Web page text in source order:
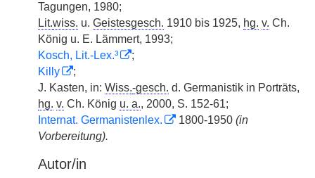
Tagungen, 1980;
Lit.wiss. u. Geistesgesch. 1910 bis 1925, hg. v. Ch.
König u. E. Lämmert, 1993;
Kosch, Lit.-Lex.³
;
Killy
;
J. Kasten, in: Wiss.-gesch. d. Germanistik in Porträts,
hg. v. Ch. König u. a., 2000, S. 152-61;
Internat. Germanistenlex.
1800-1950 (in
Vorbereitung).
Autor/in